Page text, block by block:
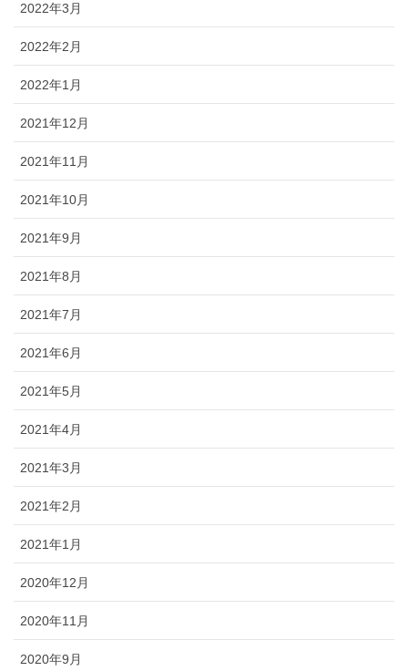
2022年3月
2022年2月
2022年1月
2021年12月
2021年11月
2021年10月
2021年9月
2021年8月
2021年7月
2021年6月
2021年5月
2021年4月
2021年3月
2021年2月
2021年1月
2020年12月
2020年11月
2020年9月